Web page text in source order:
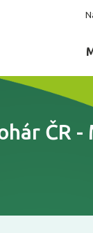
ČR -